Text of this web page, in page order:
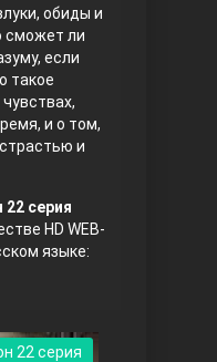
обиды и
сможет ли
если
такое
и о том,
и
серия
HD WEB-
языке:
22 серия